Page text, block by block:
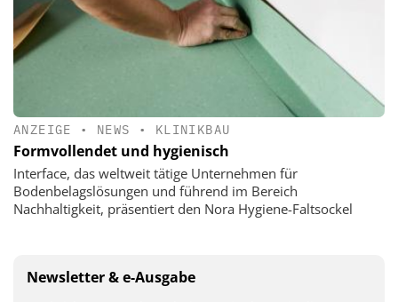
ANZEIGE • NEWS • KLINIKBAU
Formvollendet und hygienisch
Interface, das weltweit tätige Unternehmen für
Bodenbelagslösungen und führend im Bereich
Nachhaltigkeit, präsentiert den Nora Hygiene-Faltsockel
Newsletter & e-Ausgabe